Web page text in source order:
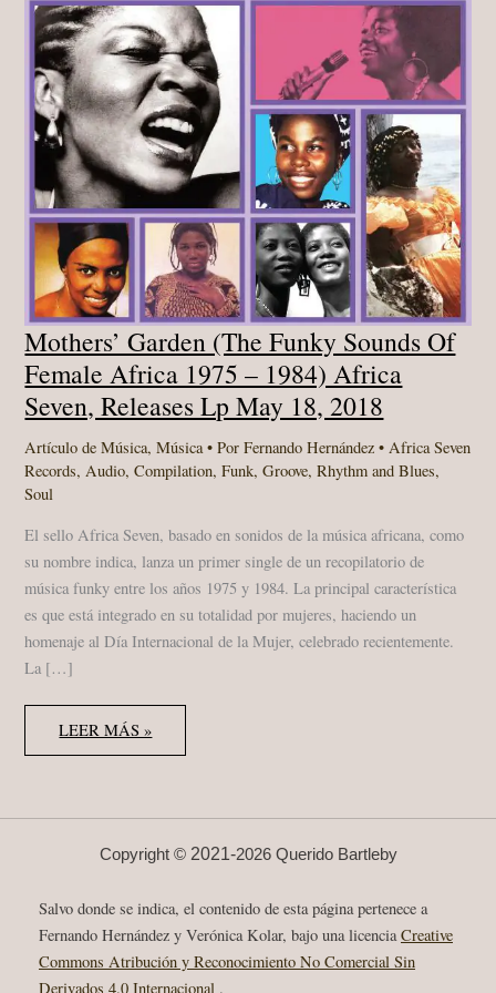
Mothers’ Garden (The Funky Sounds Of
Female Africa 1975 – 1984) Africa
Seven, Releases Lp May 18, 2018
Artículo de Música,Música• PorFernando Hernández•Africa Seven
Records,Audio,Compilation,Funk,Groove,Rhythm and Blues,
Soul
El sello Africa Seven, basado en sonidos de la música africana, como
su nombre indica, lanza un primer single de un recopilatorio de
música funky entre los años 1975 y 1984. La principal característica
es que está integrado en su totalidad por mujeres, haciendo un
homenaje al Día Internacional de la Mujer, celebrado recientemente.
La […]
MOTHERS’
GARDEN
(THE
FEMALE
AFRICA
SEVEN,
RELEASES
LP
MAY
LEER MÁS »
Copyright © 2021-2026 Querido Bartleby
Salvo donde se indica, el contenido de esta página pertenece a
Fernando Hernández y Verónica Kolar, bajo una licenciaCreative
Commons Atribución y Reconocimiento No Comercial Sin
Derivados 4.0 Internacional .